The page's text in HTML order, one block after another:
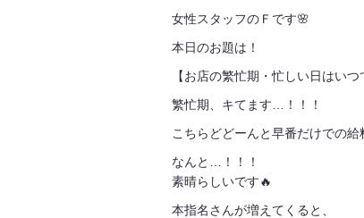
女性スタッフのＦです🌸
本日のお題は！
【お店の繁忙期・忙しい日はいつ
繁忙期、キてます…！！！
こちらどどーんと早番だけでの給
なんと…！！！
素晴らしいです🔥
本指名さんが増えてくると、